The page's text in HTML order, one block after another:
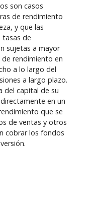
son casos
de rendimiento
y que las
tasas de
sujetas a mayor
rendimiento en
a lo largo del
a largo plazo.
del capital de su
en un
que se
de ventas y otros
cobrar los fondos